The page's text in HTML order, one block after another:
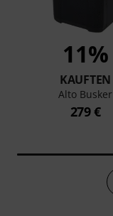
11%
KAUFTEN
Alto Busker
279 €